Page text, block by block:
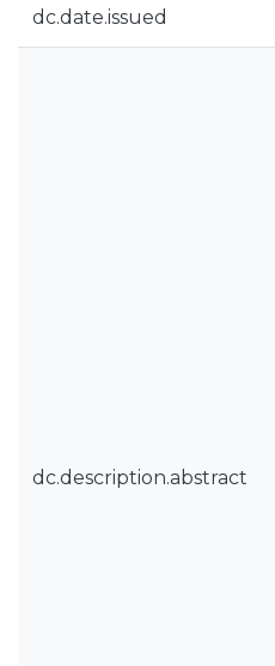
dc.date.issued
dc.description.abstract